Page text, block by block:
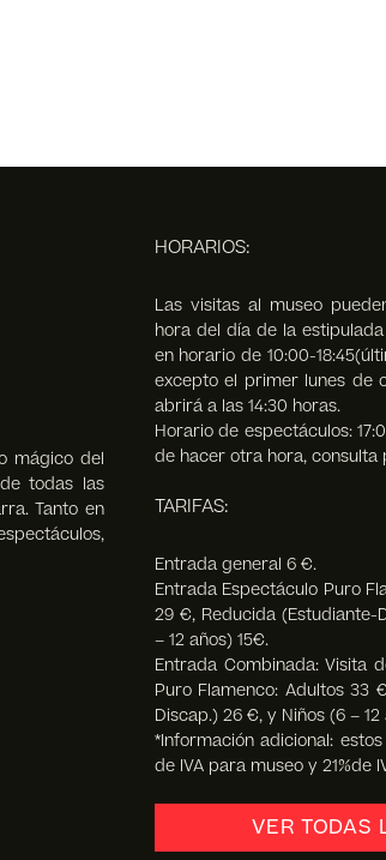
mágico del
todas las
Tanto en
HORARIOS:
Las visitas al museo
hora del día de la
en horario de 10:00-
excepto el primer lunes de
abrirá a las 14:30 horas.
Horario de espectáculos:
de hacer otra hora, consulta
TARIFAS:
Entrada general 6 €.
Entrada Espectáculo Puro
29 €, Reducida
– 12 años) 15€.
Entrada Combinada: Visita
Puro Flamenco: Adultos 33
Discap.) 26 €, y Niños (6 – 12
*Información adicional:
de IVA para museo y 21%de
VER TODAS